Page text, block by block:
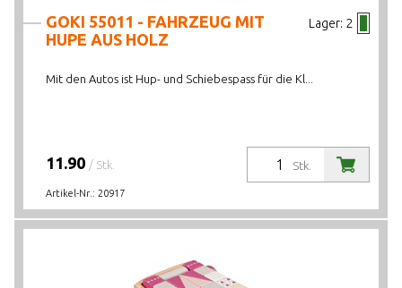
Lager: 2
GOKI 55011 - FAHRZEUG MIT
HUPE AUS HOLZ
Mit den Autos ist Hup- und Schiebespass für die Kl...
Stk.
11.90 / Stk.
Artikel-Nr.: 20917